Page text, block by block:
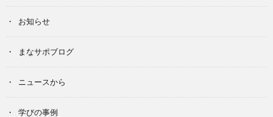
お知らせ
まなサポブログ
ニュースから
学びの事例